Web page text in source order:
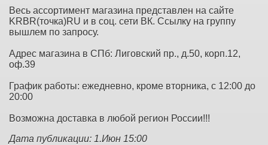
Весь ассортимент магазина представлен на сайте
KRBR(точка)RU и в соц. сети ВК. Ссылку на группу
вышлем по запросу.
Адрес магазина в СПб: Лиговский пр., д.50, корп.12,
оф.39
График работы: ежедневно, кроме вторника, с 12:00 до
20:00
Возможна доставка в любой регион России!!!
Дата публикации: 1.Июн 15:00